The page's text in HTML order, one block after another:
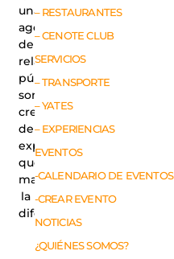
una
agencia
de
relaciones
públicas,
somos
creadores
de
experiencias
que
marcan
la
diferencia.
– RESTAURANTES
– CENOTE CLUB
SERVICIOS
– TRANSPORTE
– YATES
– EXPERIENCIAS
EVENTOS
-CALENDARIO DE EVENTOS
-CREAR EVENTO
NOTICIAS
¿QUIÉNES SOMOS?